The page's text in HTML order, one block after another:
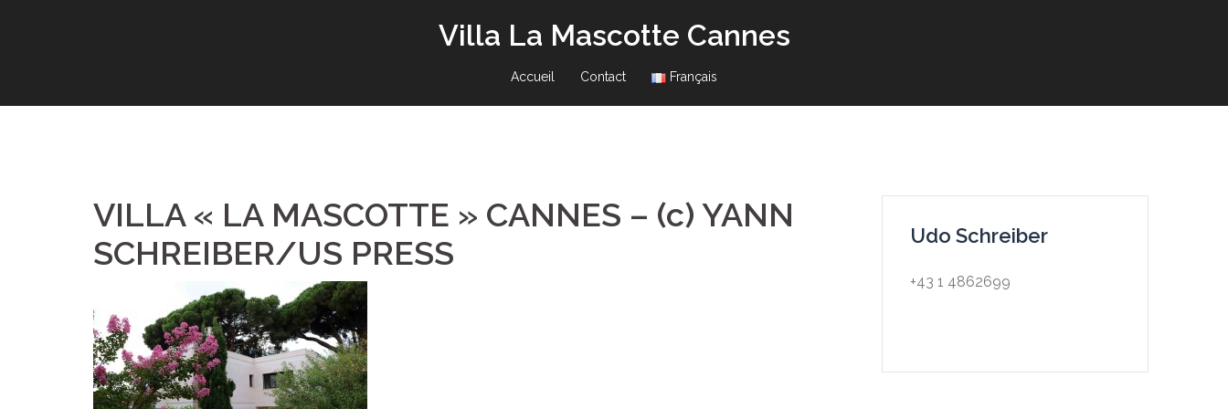
Villa La Mascotte Cannes
Accueil Contact Français
VILLA « LA MASCOTTE » CANNES – (c) YANN
SCHREIBER/US PRESS
Udo Schreiber
+43 1 4862699